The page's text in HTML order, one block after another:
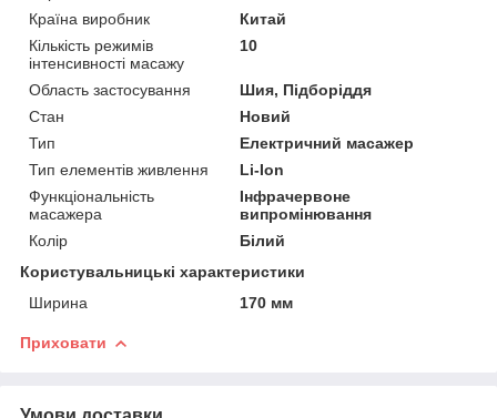
Країна виробник
Китай
Кількість режимів
інтенсивності масажу
10
Область застосування
Шия, Підборіддя
Стан
Новий
Тип
Електричний масажер
Тип елементів живлення
Li-Ion
Функціональність
масажера
Інфрачервоне
випромінювання
Колір
Білий
Користувальницькі характеристики
Ширина
170 мм
Приховати